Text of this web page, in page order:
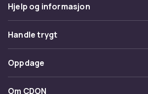
Hjelp og informasjon
Vanlige spørsmål
Spor pakke
Angre & returner her
Kontakt oss
Handle trygt
Betaling
Levering
Oppdage
Kategorier
Om CDON